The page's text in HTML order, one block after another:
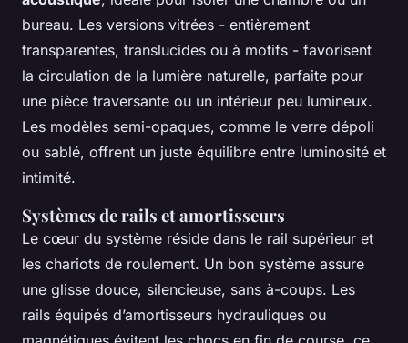
bureau. Les versions vitrées - entièrement
transparentes, translucides ou à motifs - favorisent
la circulation de la lumière naturelle, parfaite pour
une pièce traversante ou un intérieur peu lumineux.
Les modèles semi-opaques, comme le verre dépoli
ou sablé, offrent un juste équilibre entre luminosité et
intimité.
Systèmes de rails et amortisseurs
Le cœur du système réside dans le rail supérieur et
les chariots de roulement. Un bon système assure
une glisse douce, silencieuse, sans à-coups. Les
rails équipés d’amortisseurs hydrauliques ou